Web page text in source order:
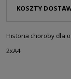
KOSZTY
Historia choroby dla
2xA4